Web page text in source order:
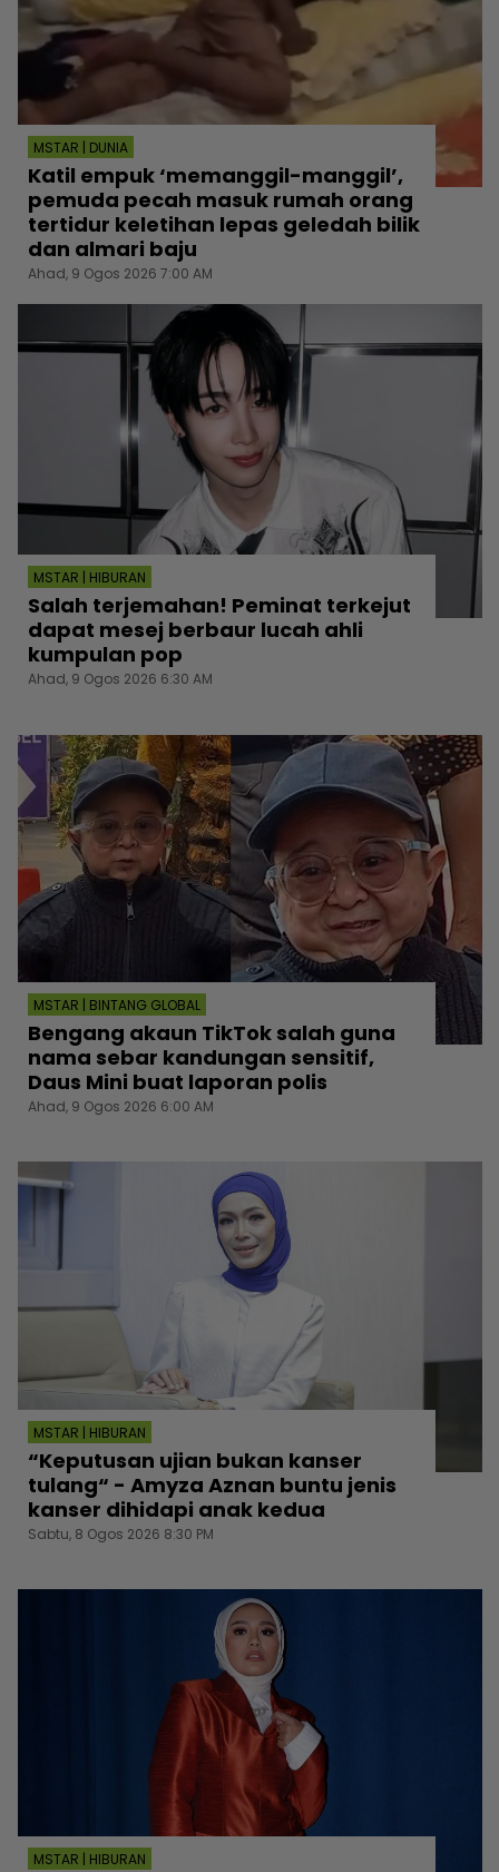
MSTAR | DUNIA
Katil empuk ‘memanggil-manggil’,
pemuda pecah masuk rumah orang
tertidur keletihan lepas geledah bilik
dan almari baju
Ahad, 9 Ogos 2026 7:00 AM
MSTAR | HIBURAN
Salah terjemahan! Peminat terkejut
dapat mesej berbaur lucah ahli
kumpulan pop
Ahad, 9 Ogos 2026 6:30 AM
MSTAR | BINTANG GLOBAL
Bengang akaun TikTok salah guna
nama sebar kandungan sensitif,
Daus Mini buat laporan polis
Ahad, 9 Ogos 2026 6:00 AM
MSTAR | HIBURAN
“Keputusan ujian bukan kanser
tulang“ - Amyza Aznan buntu jenis
kanser dihidapi anak kedua
Sabtu, 8 Ogos 2026 8:30 PM
MSTAR | HIBURAN